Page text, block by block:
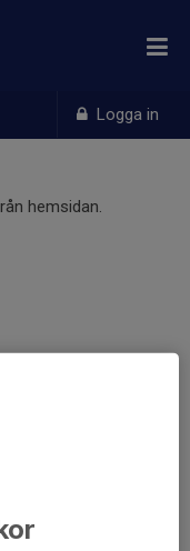
Logga in
hemsidan.